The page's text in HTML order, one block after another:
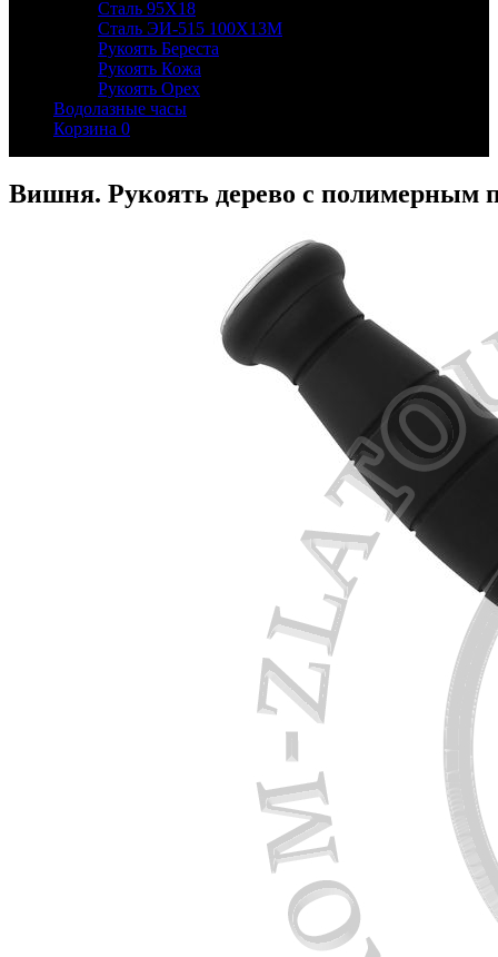
Сталь 95Х18
Сталь ЭИ-515 100Х13М
Рукоять Береста
Рукоять Кожа
Рукоять Орех
Водолазные часы
Корзина 0
Вишня. Рукоять дерево с полимерным